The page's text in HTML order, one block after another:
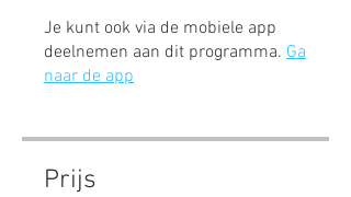
Je kunt ook via de mobiele app
deelnemen aan dit programma. Ga
naar de app
Prijs